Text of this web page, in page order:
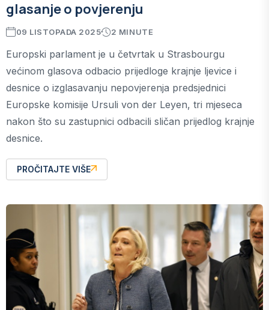
glasanje o povjerenju
09 LISTOPADA 2025 2 MINUTE
Europski parlament je u četvrtak u Strasbourgu
većinom glasova odbacio prijedloge krajnje ljevice i
desnice o izglasavanju nepovjerenja predsjednici
Europske komisije Ursuli von der Leyen, tri mjeseca
nakon što su zastupnici odbacili sličan prijedlog krajnje
desnice.
PROČITAJTE VIŠE